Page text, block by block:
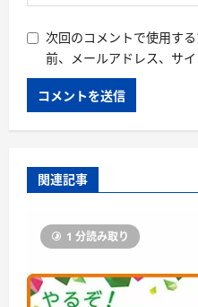
次回のコメントで使用す
前、メールアドレス、サイ
関連記事
1 分読み取り